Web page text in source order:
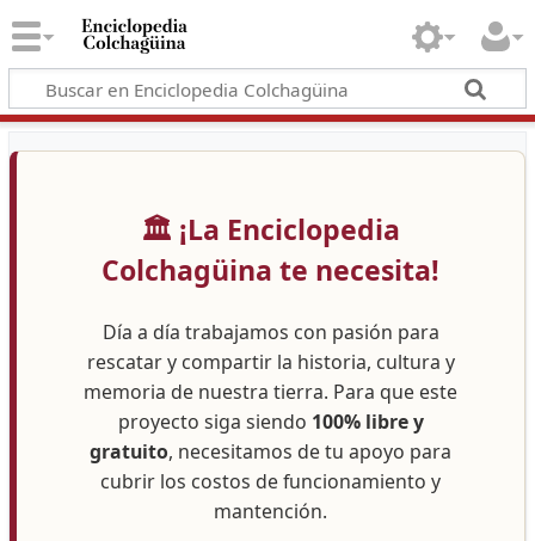
🏛️ ¡La Enciclopedia
Colchagüina te necesita!
Día a día trabajamos con pasión para
rescatar y compartir la historia, cultura y
memoria de nuestra tierra. Para que este
proyecto siga siendo 100% libre y
gratuito, necesitamos de tu apoyo para
cubrir los costos de funcionamiento y
mantención.